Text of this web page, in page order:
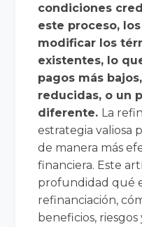
condiciones
este proceso,
modificar los
existentes, lo
pagos más
reducidas, o un
diferente. La
estrategia valiosa
de manera más
financiera. Este
profundidad qué
refinanciación,
beneficios,